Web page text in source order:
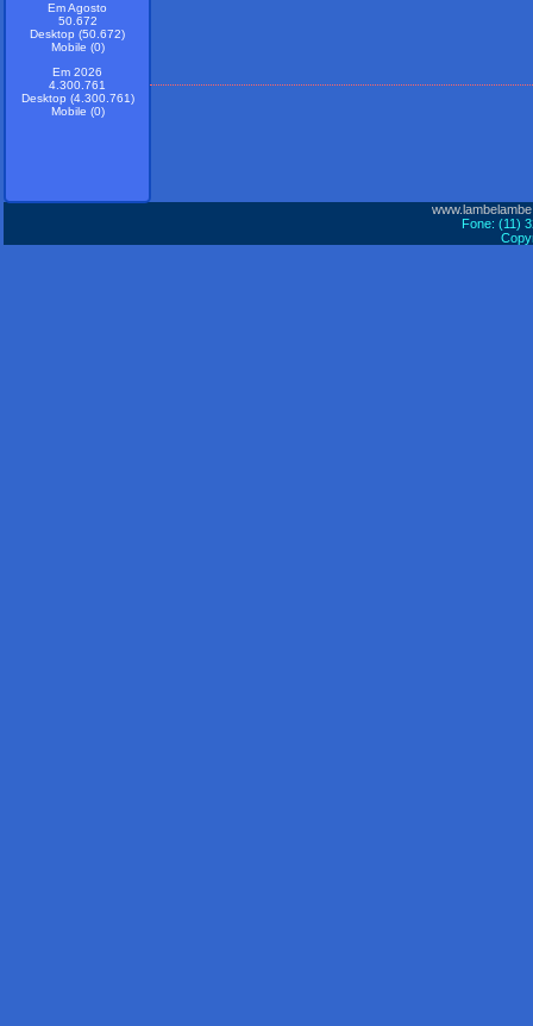
Em Agosto
50.672
Desktop (50.672)
Mobile (0)
Em 2026
4.300.761
Desktop (4.300.761)
Mobile (0)
Fone: (11)